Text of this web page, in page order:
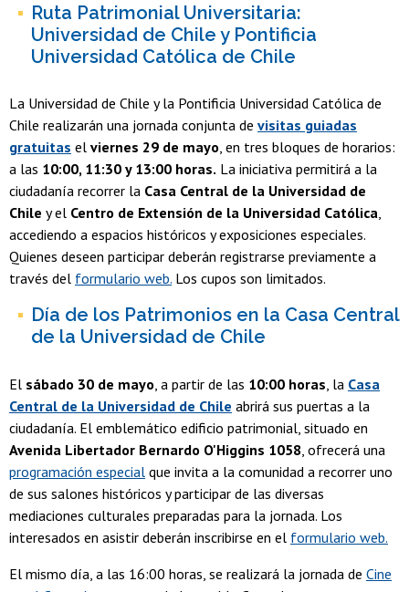
Ruta Patrimonial Universitaria:
Universidad de Chile y Pontificia
Universidad Católica de Chile
La Universidad de Chile y la Pontificia Universidad Católica de
Chile realizarán una jornada conjunta de visitas guiadas
gratuitas el viernes 29 de mayo, en tres bloques de horarios:
a las 10:00, 11:30 y 13:00 horas. La iniciativa permitirá a la
ciudadanía recorrer la Casa Central de la Universidad de
Chile y el Centro de Extensión de la Universidad Católica,
accediendo a espacios históricos y exposiciones especiales.
Quienes deseen participar deberán registrarse previamente a
través del formulario web. Los cupos son limitados.
Día de los Patrimonios en la Casa Central
de la Universidad de Chile
El sábado 30 de mayo , a partir de las 10:00 horas , la Casa
Central de la Universidad de Chile abrirá sus puertas a la
ciudadanía. El emblemático edificio patrimonial, situado en
Avenida Libertador Bernardo O'Higgins 1058 , ofrecerá una
programación especial que invita a la comunidad a recorrer uno
de sus salones históricos y participar de las diversas
mediaciones culturales preparadas para la jornada. Los
interesados en asistir deberán inscribirse en el formulario web.
El mismo día, a las 16:00 horas, se realizará la jornada de Cine